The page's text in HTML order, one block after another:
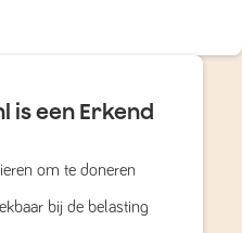
is een Erkend
om te doneren
bij de belasting